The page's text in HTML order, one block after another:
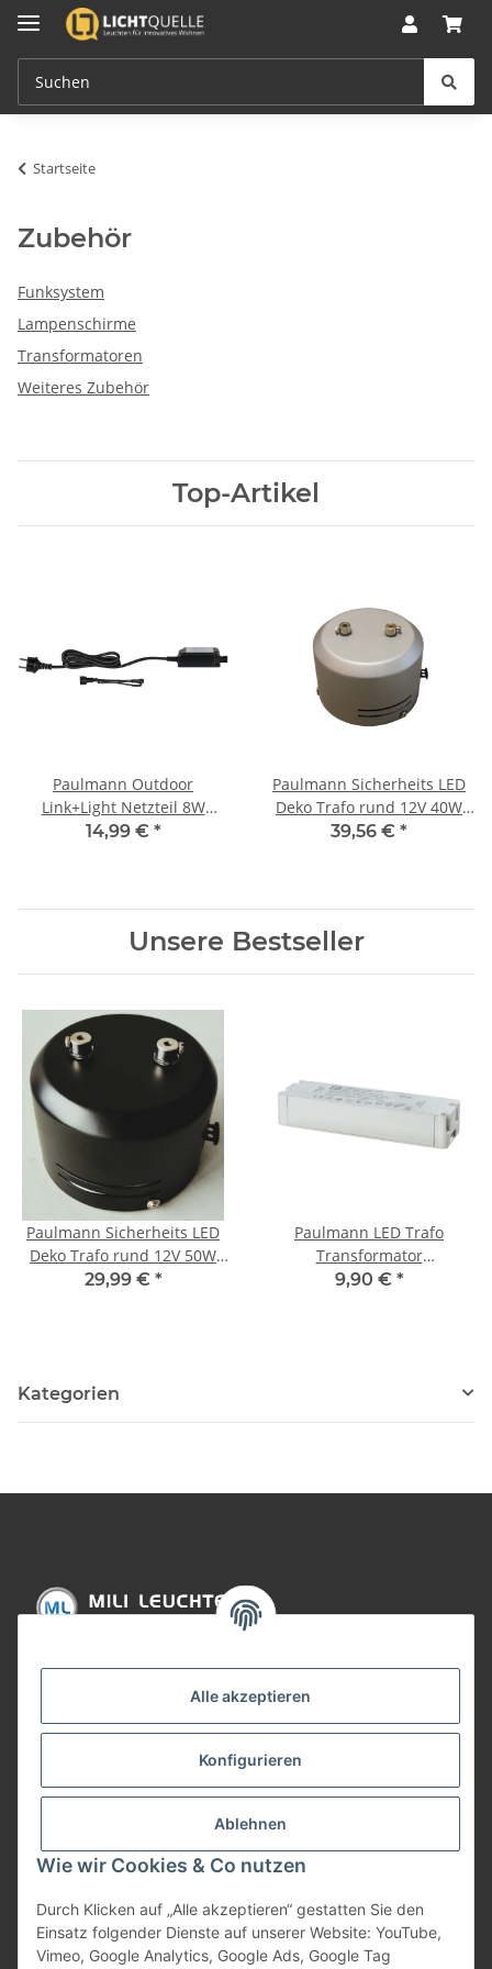
Alle akzeptieren
Konfigurieren
Ablehnen
Wie wir Cookies & Co nutzen
Durch Klicken auf „Alle akzeptieren“ gestatten Sie den
Einsatz folgender Dienste auf unserer Website: YouTube,
Vimeo, Google Analytics, Google Ads, Google Tag
Startseite
Zubehör
Funksystem
Lampenschirme
Transformatoren
Weiteres Zubehör
Top-Artikel
Paulmann Outdoor
Link+Light Netzteil 8W
230/12V Schwarz | Art.
14,99 € *
Paulmann Sicherheits LED
Deko Trafo rund 12V 40W
für Seilsystem chrom matt
39,56 € *
Unsere Bestseller
Paulmann Sicherheits LED
Deko Trafo rund 12V 50W
für Seilsystem Schwarz
29,99 € *
Paulmann LED Trafo
Transformator
Konstantstrom 350mA 20W
9,90 € *
Kategorien
Gesetzliche Informationen
Bezahlung